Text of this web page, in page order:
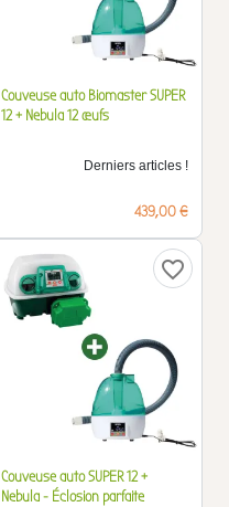
Couveuse auto Biomaster SUPER
12 + Nebula 12 œufs
Derniers articles !
Prix
439,00 €
favorite_border
Couveuse auto SUPER 12 +
Nebula - Éclosion parfaite